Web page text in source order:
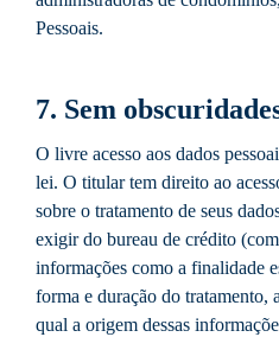
Pessoais.
7. Sem
O livre acesso aos dados
lei. O titular tem direito ao
sobre o tratamento de seus
exigir do bureau de crédito
informações como a finalidade
forma e duração do tratamento,
qual a origem dessas